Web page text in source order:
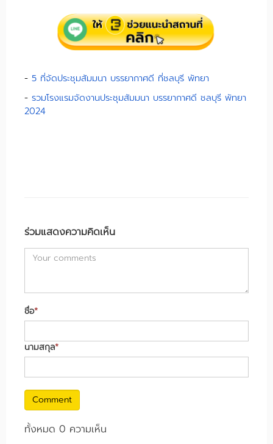
- 5 ที่จัดประชุมสัมมนา บรรยากาศดี ที่ชลบุรี พัทยา
- รวมโรงแรมจัดงานประชุมสัมมนา บรรยากาศดี ชลบุรี พัทยา
2024
ร่วมแสดงความคิดเห็น
ชื่อ*
นามสกุล*
Comment
ทั้งหมด 0 ความเห็น